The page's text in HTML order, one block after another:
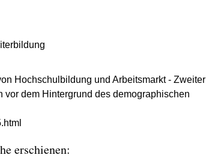
Hochschulbildung und Arbeitsmarkt - Zweiter
dem Hintergrund des demographischen
erschienen: